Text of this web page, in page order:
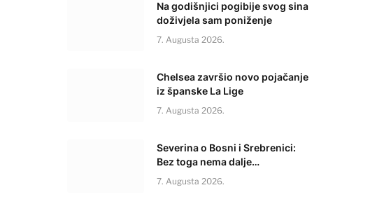
Na godišnjici pogibije svog sina
doživjela sam poniženje
7. Augusta 2026.
Chelsea završio novo pojačanje
iz španske La Lige
7. Augusta 2026.
Severina o Bosni i Srebrenici:
Bez toga nema dalje…
7. Augusta 2026.